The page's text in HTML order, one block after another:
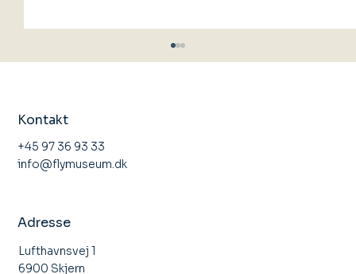
Adresse
Lufthavnsvej 1
6900 Skjern
Kontakt
+45 97 36 93 33
info@flymuseum.dk